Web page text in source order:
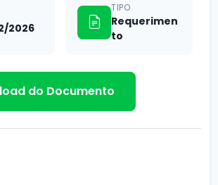
2026
TIPO
Requerimen
to
do Documento